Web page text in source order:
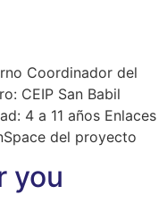
Coordinador del
CEIP San Babil
4 a 11 años Enlaces
del proyecto
you